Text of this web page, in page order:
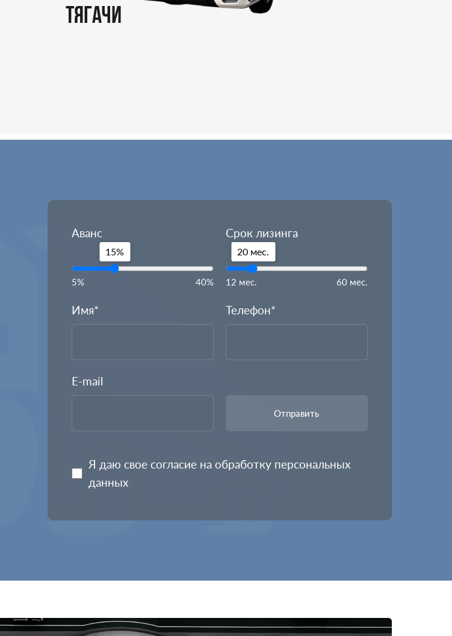
ТЯГАЧИ
Аванс
15%
5% 40%
Срок лизинга
20 мес.
12 мес. 60 мес.
Имя* Телефон*
E-mail
Я даю свое согласие на обработку персональных
данных